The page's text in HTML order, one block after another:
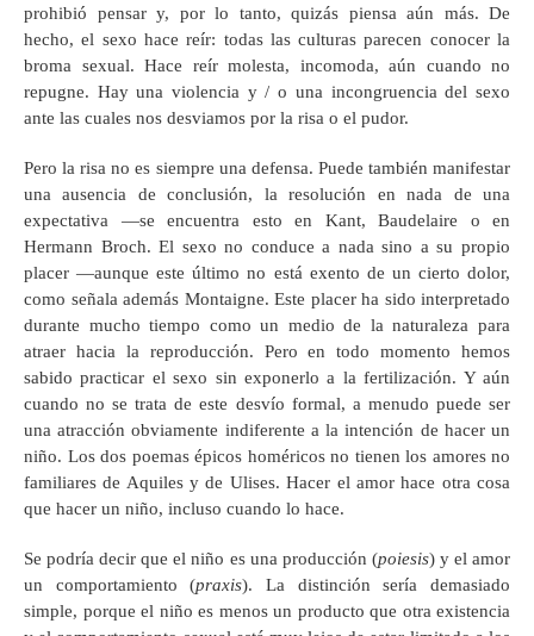
prohibió pensar y, por lo tanto, quizás piensa aún más. De
hecho, el sexo hace reír: todas las culturas parecen conocer la
broma sexual. Hace reír molesta, incomoda, aún cuando no
repugne. Hay una violencia y / o una incongruencia del sexo
ante las cuales nos desviamos por la risa o el pudor.
Pero la risa no es siempre una defensa. Puede también manifestar
una ausencia de conclusión, la resolución en nada de una
expectativa —se encuentra esto en Kant, Baudelaire o en
Hermann Broch. El sexo no conduce a nada sino a su propio
placer —aunque este último no está exento de un cierto dolor,
como señala además Montaigne. Este placer ha sido interpretado
durante mucho tiempo como un medio de la naturaleza para
atraer hacia la reproducción. Pero en todo momento hemos
sabido practicar el sexo sin exponerlo a la fertilización. Y aún
cuando no se trata de este desvío formal, a menudo puede ser
una atracción obviamente indiferente a la intención de hacer un
niño. Los dos poemas épicos homéricos no tienen los amores no
familiares de Aquiles y de Ulises. Hacer el amor hace otra cosa
que hacer un niño, incluso cuando lo hace.
Se podría decir que el niño es una producción (poiesis) y el amor
un comportamiento (praxis). La distinción sería demasiado
simple, porque el niño es menos un producto que otra existencia